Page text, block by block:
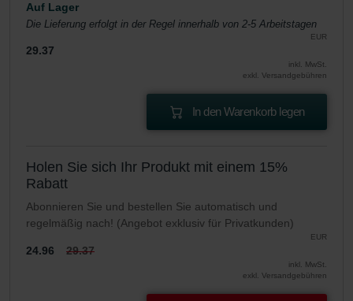
Auf Lager
Die Lieferung erfolgt in der Regel innerhalb von 2-5 Arbeitstagen
EUR
29.37
inkl. MwSt.
exkl. Versandgebühren
In den Warenkorb legen
Holen Sie sich Ihr Produkt mit einem 15%
Rabatt
Abonnieren Sie und bestellen Sie automatisch und
regelmäßig nach! (Angebot exklusiv für Privatkunden)
EUR
24.96 29.37
inkl. MwSt.
exkl. Versandgebühren